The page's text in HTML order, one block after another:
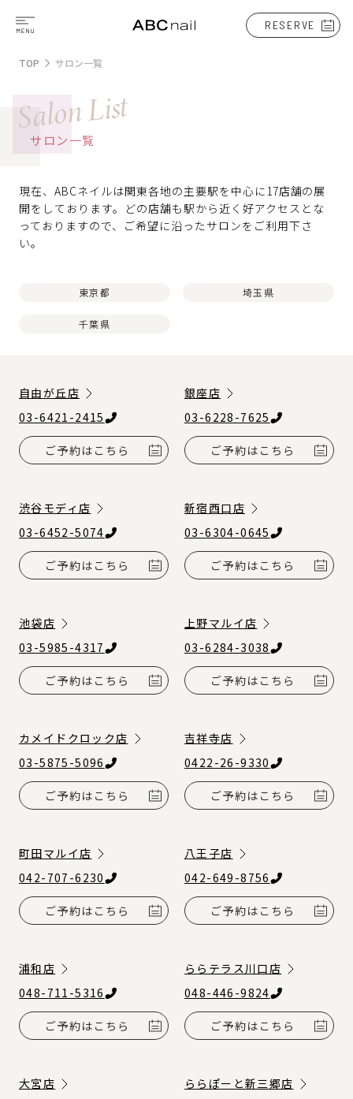
RESERVE
TOP サロン一覧
Salon List
サロン一覧
現在、ABCネイルは関東各地の主要駅を中心に17店舗の展
開をしております。
どの店舗も駅から近く好アクセスとな
っておりますので、ご希望に沿ったサロンをご利用下さ
い。
東京都 埼玉県
千葉県
自由が丘店
03-6421-2415
ご予約はこちら
銀座店
03-6228-7625
ご予約はこちら
渋谷モディ店
03-6452-5074
ご予約はこちら
新宿西口店
03-6304-0645
ご予約はこちら
池袋店
03-5985-4317
ご予約はこちら
上野マルイ店
03-6284-3038
ご予約はこちら
カメイドクロック店
03-5875-5096
ご予約はこちら
吉祥寺店
0422-26-9330
ご予約はこちら
町田マルイ店
042-707-6230
ご予約はこちら
八王子店
042-649-8756
ご予約はこちら
浦和店
048-711-5316
ご予約はこちら
ららテラス川口店
048-446-9824
ご予約はこちら
大宮店
ららぽーと新三郷店